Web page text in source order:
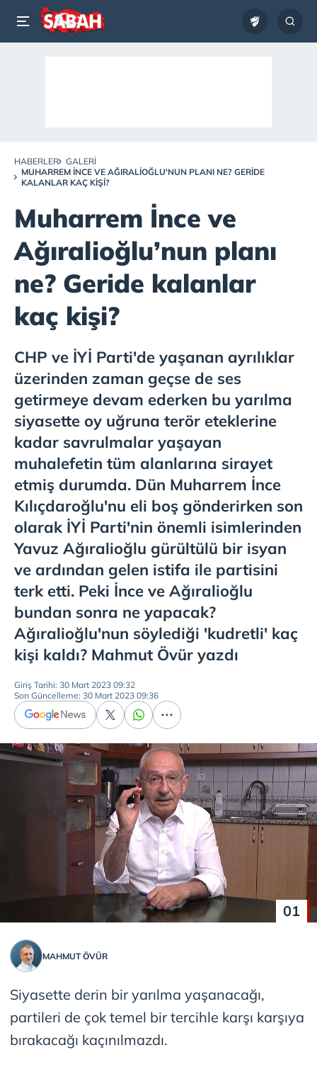
HABERLER
GALERI
MUHARREM İNCE VE AĞIRALIOĞLU'NUN PLANI NE? GERIDE
KALANLAR KAÇ KIŞI?
Muharrem İnce ve
Ağıralioğlu’nun planı
ne? Geride kalanlar
kaç kişi?
CHP ve İYİ Parti'de yaşanan ayrılıklar
üzerinden zaman geçse de ses
getirmeye devam ederken bu yarılma
siyasette oy uğruna terör eteklerine
kadar savrulmalar yaşayan
muhalefetin tüm alanlarına sirayet
etmiş durumda. Dün Muharrem İnce
Kılıçdaroğlu'nu eli boş gönderirken son
olarak İYİ Parti'nin önemli isimlerinden
Yavuz Ağıralioğlu gürültülü bir isyan
ve ardından gelen istifa ile partisini
terk etti. Peki İnce ve Ağıralioğlu
bundan sonra ne yapacak?
Ağıralioğlu'nun söylediği 'kudretli' kaç
kişi kaldı? Mahmut Övür yazdı
Giriş Tarihi: 30 Mart 2023 09:32
Son Güncelleme: 30 Mart 2023 09:36
01
MAHMUT ÖVÜR
Siyasette derin bir yarılma yaşanacağı,
partileri de çok temel bir tercihle karşı karşıya
bırakacağı kaçınılmazdı.